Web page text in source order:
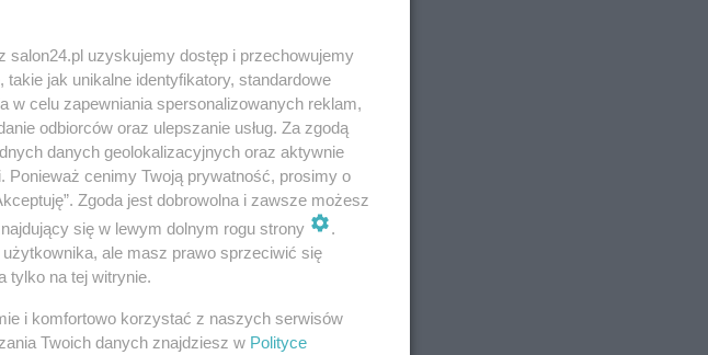
salon24.pl uzyskujemy dostęp i przechowujemy
jak unikalne identyfikatory, standardowe
w celu zapewniania spersonalizowanych reklam,
odbiorców oraz ulepszanie usług. Za zgodą
danych geolokalizacyjnych oraz aktywnie
cenimy Twoją prywatność, prosimy o
Zgoda jest dobrowolna i zawsze możesz
się w lewym dolnym rogu strony
.
ale masz prawo sprzeciwić się
tylko na tej witrynie.
i komfortowo korzystać z naszych serwisów
Twoich danych znajdziesz w Polityce